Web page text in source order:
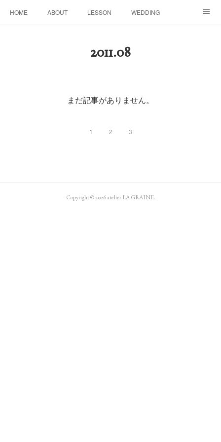
HOME ABOUT LESSON WEDDING
2011.08
まだ記事がありません。
1 2 3
Copyright ©2026atelier LA GRAINE.